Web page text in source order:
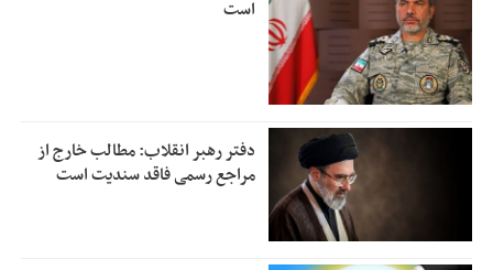
است
دفتر رهبر انقلاب: مطالب خارج از
مراجع رسمی فاقد سندیت است